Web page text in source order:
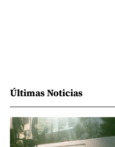
Últimas Noticias